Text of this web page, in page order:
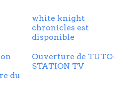
white knight
chronicles est
disponible
du
Ouverture de TUTO-
STATION TV